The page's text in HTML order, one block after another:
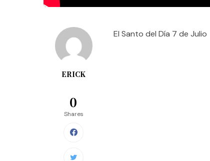
ERICK
0
Shares
El Santo del Día 7 de Julio